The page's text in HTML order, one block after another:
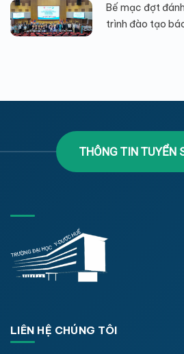
Bế mạc đợt
trình đào tạo
THÔNG TIN TUYỂN
LIÊN HỆ CHÚNG TÔI